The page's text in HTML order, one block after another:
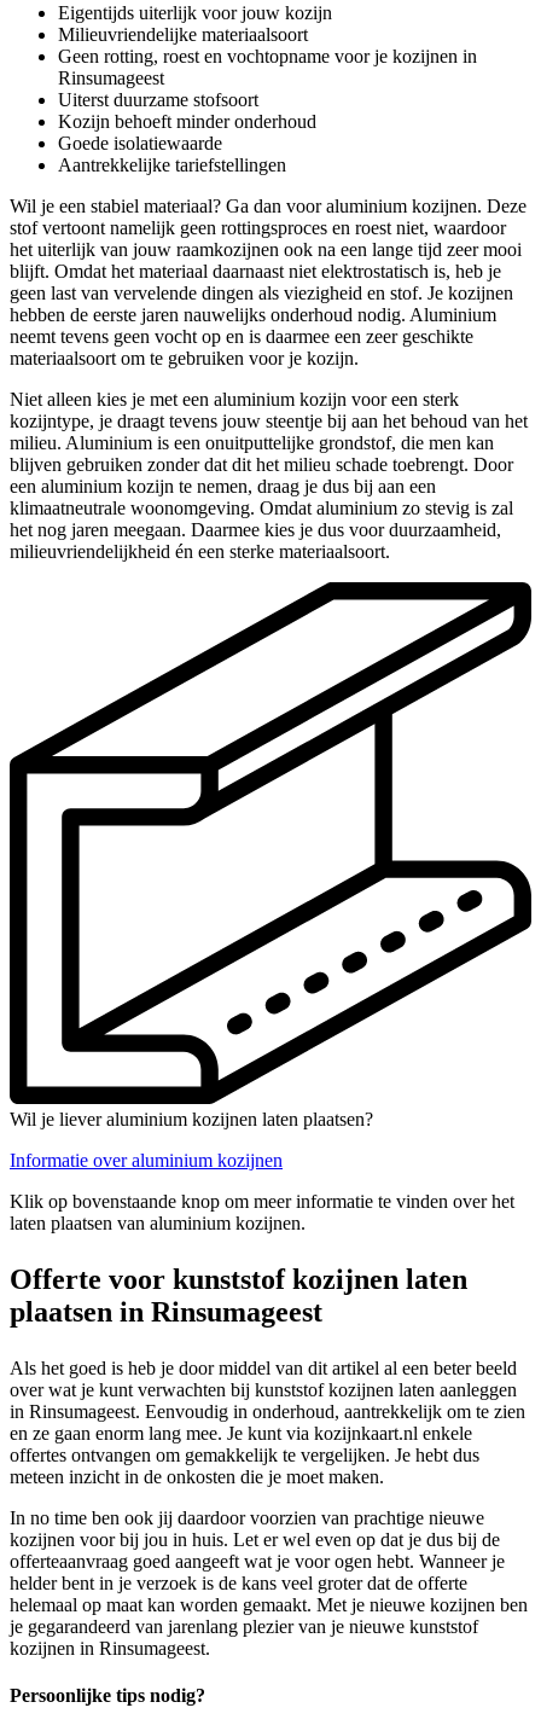
Eigentijds uiterlijk voor jouw kozijn
Milieuvriendelijke materiaalsoort
Geen rotting, roest en vochtopname voor je kozijnen in
Rinsumageest
Uiterst duurzame stofsoort
Kozijn behoeft minder onderhoud
Goede isolatiewaarde
Aantrekkelijke tariefstellingen
Wil je een stabiel materiaal? Ga dan voor aluminium kozijnen. Deze
stof vertoont namelijk geen rottingsproces en roest niet, waardoor
het uiterlijk van jouw raamkozijnen ook na een lange tijd zeer mooi
blijft. Omdat het materiaal daarnaast niet elektrostatisch is, heb je
geen last van vervelende dingen als viezigheid en stof. Je kozijnen
hebben de eerste jaren nauwelijks onderhoud nodig. Aluminium
neemt tevens geen vocht op en is daarmee een zeer geschikte
materiaalsoort om te gebruiken voor je kozijn.
Niet alleen kies je met een aluminium kozijn voor een sterk
kozijntype, je draagt tevens jouw steentje bij aan het behoud van het
milieu. Aluminium is een onuitputtelijke grondstof, die men kan
blijven gebruiken zonder dat dit het milieu schade toebrengt. Door
een aluminium kozijn te nemen, draag je dus bij aan een
klimaatneutrale woonomgeving. Omdat aluminium zo stevig is zal
het nog jaren meegaan. Daarmee kies je dus voor duurzaamheid,
milieuvriendelijkheid én een sterke materiaalsoort.
Wil je liever aluminium kozijnen laten plaatsen?
Informatie over aluminium kozijnen
Klik op bovenstaande knop om meer informatie te vinden over het
laten plaatsen van aluminium kozijnen.
Offerte voor kunststof kozijnen laten
plaatsen in Rinsumageest
Als het goed is heb je door middel van dit artikel al een beter beeld
over wat je kunt verwachten bij kunststof kozijnen laten aanleggen
in Rinsumageest. Eenvoudig in onderhoud, aantrekkelijk om te zien
en ze gaan enorm lang mee. Je kunt via kozijnkaart.nl enkele
offertes ontvangen om gemakkelijk te vergelijken. Je hebt dus
meteen inzicht in de onkosten die je moet maken.
In no time ben ook jij daardoor voorzien van prachtige nieuwe
kozijnen voor bij jou in huis. Let er wel even op dat je dus bij de
offerteaanvraag goed aangeeft wat je voor ogen hebt. Wanneer je
helder bent in je verzoek is de kans veel groter dat de offerte
helemaal op maat kan worden gemaakt. Met je nieuwe kozijnen ben
je gegarandeerd van jarenlang plezier van je nieuwe kunststof
kozijnen in Rinsumageest.
Persoonlijke tips nodig?